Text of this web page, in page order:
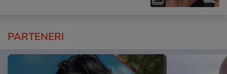
PARTENERI